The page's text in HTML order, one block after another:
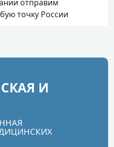
отправим
точку России
И